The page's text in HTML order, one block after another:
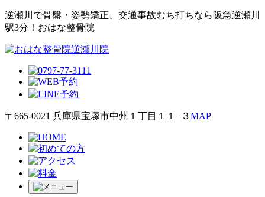
逆瀬川で⾻盤・姿勢矯正、交通事故むち打ちなら阪急逆瀬川
駅3分！おはな整⾻院
〒665-0021 兵庫県宝塚市中州１丁目１１−３MAP